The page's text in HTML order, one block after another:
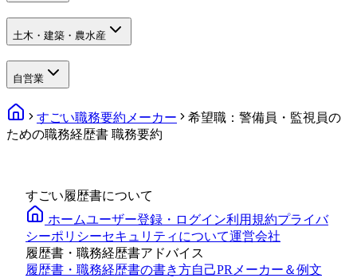
土木・建築・農水産
自営業
すごい職務要約メーカー
希望職：警備員・監視員の
ための職務経歴書 職務要約
すごい履歴書について
ホームユーザー登録・ログイン利用規約プライバ
シーポリシーセキュリティについて運営会社
履歴書・職務経歴書アドバイス
履歴書・職務経歴書の書き方自己PRメーカー＆例文